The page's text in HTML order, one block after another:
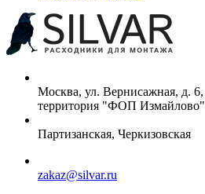
Москва, ул. Вернисажная, д. 6,
территория "ФОП Измайлово"
Партизанская, Черкизовская
zakaz@silvar.ru